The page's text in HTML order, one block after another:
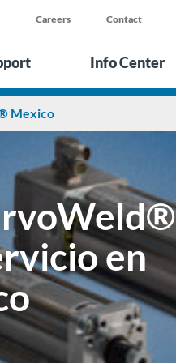
Careers Contact
Info Center
Mexico
en